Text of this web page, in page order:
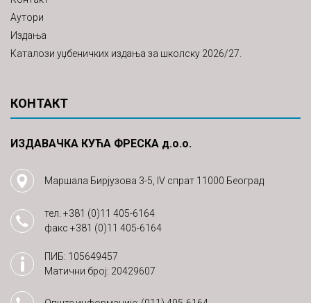
Аутори
Издања
Каталози уџбеничких издања за школску 2026/27.
КОНТАКТ
ИЗДАВАЧКА КУЋА ФРЕСКА д.о.о.
Маршала Бирјузова 3-5, IV спрат 11000 Београд
тел. +381 (0)11 405-6164
факс +381 (0)11 405-6164
ПИБ: 105649457
Матични број: 20429607